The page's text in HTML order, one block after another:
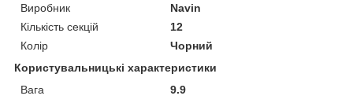
Виробник
Navin
Кількість секцій
12
Колір
Чорний
Користувальницькі характеристики
Вага
9.9